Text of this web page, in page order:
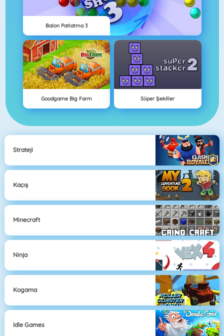
Balon Patlatma 3
Goodgame Big Farm Süper Şekiller
Strateji
Kaçış
Minecraft
Ninja
Kogama
Idle Games